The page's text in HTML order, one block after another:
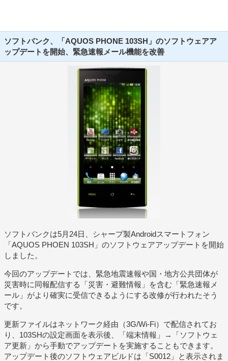
ソフトバンク、「AQUOS PHONE 103SH」のソフトウェアア
ップデートを開始、緊急速報メール機能を改善
ソフトバンクは5月24日、シャープ製Androidスマートフォン
「AQUOS PHOEN 103SH」のソフトウェアアップデートを開始
しました。
今回のアップデートでは、緊急地震速報や国・地方公共団体が
災害時に同報配信する「災害・避難情報」を含む「緊急速報メ
ール」がより確実に受信できるようにする改修が行われたそう
です。
更新ファイルはネットワーク経由（3G/Wi-Fi）で配信されてお
り、103SHの設定画面を表示後、「端末情報」→「ソフトウェ
ア更新」から手動でアップデートを実施することもできます。
アップデート後のソフトウェアビルドは「S0012」と表示されま